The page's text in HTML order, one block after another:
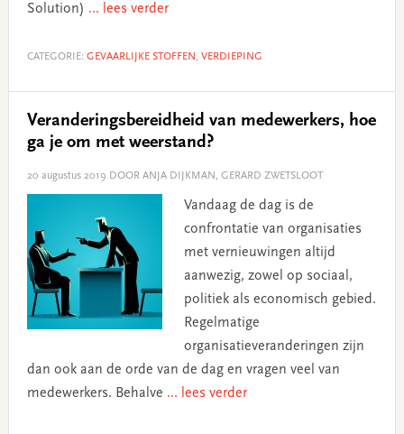
Solution) ... lees verder
CATEGORIE: GEVAARLIJKE STOFFEN , VERDIEPING
Veranderingsbereidheid van medewerkers, hoe
ga je om met weerstand?
20 augustus 2019 DOOR ANJA DIJKMAN, GERARD ZWETSLOOT
Vandaag de dag is de
confrontatie van organisaties
met vernieuwingen altijd
aanwezig, zowel op sociaal,
politiek als economisch gebied.
Regelmatige
organisatieveranderingen zijn
dan ook aan de orde van de dag en vragen veel van
medewerkers. Behalve ... lees verder